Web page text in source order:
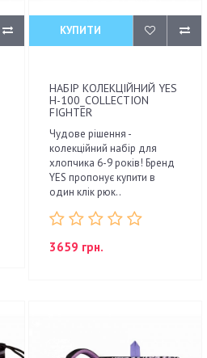
КУПИТИ
НАБІР КОЛЕКЦІЙНИЙ YES
H-100_COLLECTION
FIGHTER
Чудове рішення -
колекційний набір для
хлопчика 6-9 років! Бренд
YES пропонує купити в
один клік рюк..
3659 грн.